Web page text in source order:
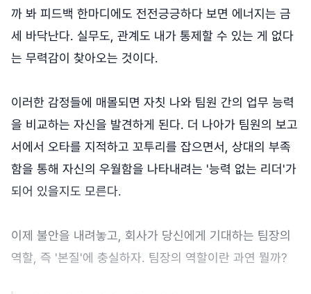
까 봐 피드백 한마디에도 전전긍긍하다 보면 에너지는 금
세 바닥난다. 실무도, 관계도 내가 통제할 수 있는 게 없다
는 무력감이 찾아오는 것이다.
이러한 감정들에 매몰되면 자칫 나와 팀원 간의 업무 능력
을 비교하는 자신을 발견하게 된다. 더 나아가 팀원의 보고
서에서 오타를 지적하고 꼬투리를 잡으면서, 상대의 부족
함을 통해 자신의 우월함을 나타내려는 '능력 없는 리더'가
되어 있을지도 모른다.
이제 불안을 내려놓고, 회사가 당신에게 기대하는 팀장의
역할, 즉 '본질'에 충실하자. 팀장의 역할이란 과연 뭘까?